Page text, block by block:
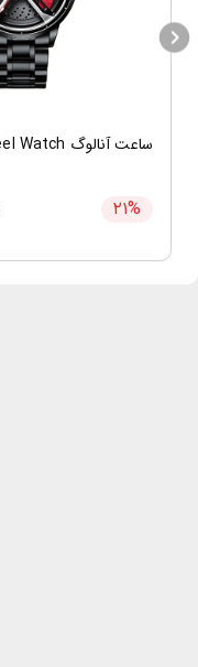
ساعت آنالوگ Wheel Watch
۲۱%